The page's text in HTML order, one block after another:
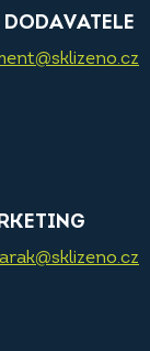
DODAVATELE